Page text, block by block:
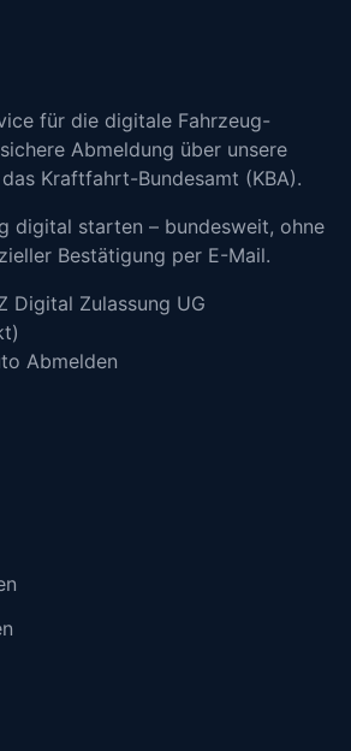
für die digitale Fahrzeug-
Abmeldung über unsere
Kraftfahrt-Bundesamt (KBA).
digital starten – bundesweit, ohne
Bestätigung per E-Mail.
Digital Zulassung UG
Abmelden